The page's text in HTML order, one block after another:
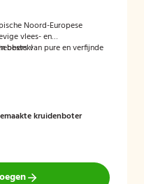
Noord-Europese
vlees- en
van pure en verfijnde
bestek!
kruidenboter